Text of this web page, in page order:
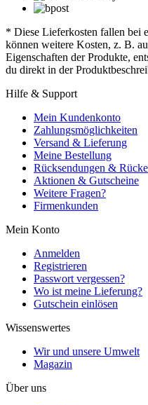
* Diese Lieferkosten fallen bei
können weitere Kosten, z. B.
Eigenschaften der Produkte,
du direkt in der
Hilfe & Support
Mein Kundenkonto
Zahlungsmöglichkeiten
Versand & Lieferung
Meine Bestellung
Rücksendungen &
Aktionen & Gutscheine
Weitere Fragen?
Firmenkunden
Mein Konto
Anmelden
Registrieren
Passwort vergessen?
Wo ist meine Lieferung?
Gutschein einlösen
Wissenswertes
Wir und unsere Umwelt
Magazin
Über uns